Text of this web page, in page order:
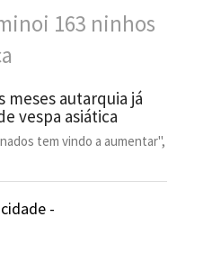
meses autarquia já
vespa asiática
tem vindo a aumentar",
-